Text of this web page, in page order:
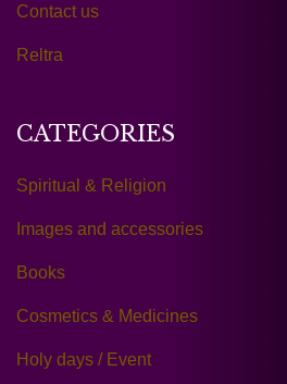
Contact us
Reltra
CATEGORIES
Spiritual & Religion
Images and accessories
Books
Cosmetics & Medicines
Holy days / Event